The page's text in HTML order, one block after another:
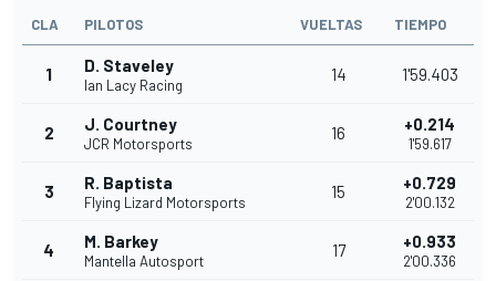
CLA PILOTOS VUELTAS TIEMPO
1 D. Staveley
Ian Lacy Racing
14 1'59.403
2 J. Courtney
JCR Motorsports
16 +0.214
1'59.617
3 R. Baptista
Flying Lizard Motorsports
15 +0.729
2'00.132
4 M. Barkey
Mantella Autosport
17 +0.933
2'00.336